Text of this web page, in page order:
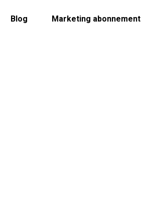
Blog Marketing abonnement